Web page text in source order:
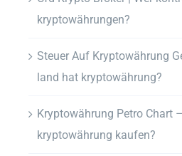
kryptowährungen?
Steuer Auf Kryptowährung
land hat kryptowährung?
Kryptowährung Petro Chart
kryptowährung kaufen?